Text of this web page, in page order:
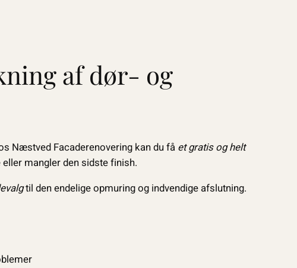
af dør- og
Næstved Facaderenovering kan du fået gratis og helt
mangler den sidste finish.
til den endelige opmuring og indvendige afslutning.